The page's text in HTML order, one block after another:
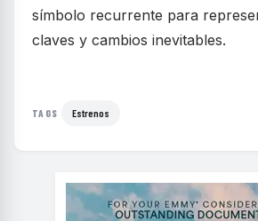
símbolo recurrente para
claves y cambios inevitables.
TAGS Estrenos